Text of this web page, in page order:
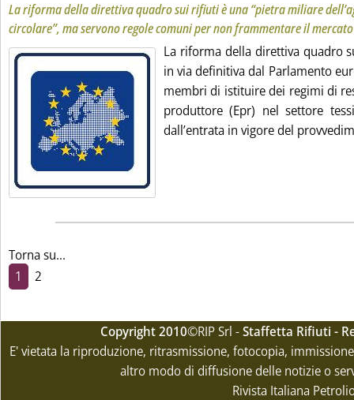
La riforma della direttiva quadro sui rifiuti è una “pietra miliare
circolare”, ma servono regole comuni per non frammentare il
La riforma della direttiva quadro
in via definitiva dal Parlamento
membri di istituire dei regimi di
produttore (Epr) nel settore
dall’entrata in vigore del
Torna su...
1
2
Copyright 2010©RIP Srl -Staffetta Rifiuti -
E' vietata la riproduzione, ritrasmissione, fotocopia,
altro modo di diffusione delle notizie o
Rivista Italiana